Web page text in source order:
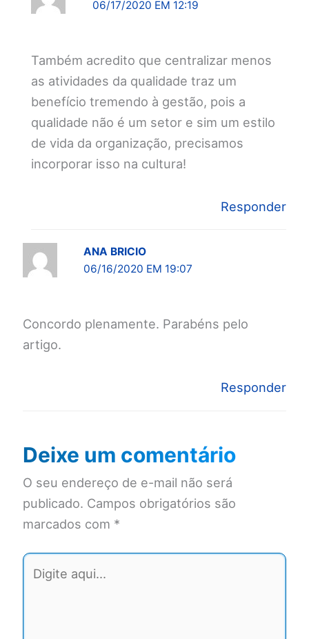
06/17/2020 EM 12:19
Também acredito que centralizar menos
as atividades da qualidade traz um
benefício tremendo à gestão, pois a
qualidade não é um setor e sim um estilo
de vida da organização, precisamos
incorporar isso na cultura!
Responder
ANA BRICIO
06/16/2020 EM 19:07
Concordo plenamente. Parabéns pelo
artigo.
Responder
Deixe um comentário
O seu endereço de e-mail não será
publicado. Campos obrigatórios são
marcados com *
Digite
aqui...